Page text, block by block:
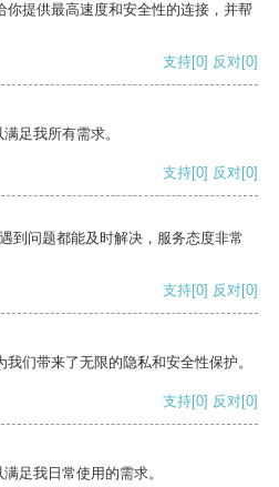
提供最高速度和安全性的连接，并帮
支持[0] 反对[0]
足我所有需求。
支持[0] 反对[0]
到问题都能及时解决，服务态度非常
支持[0] 反对[0]
们带来了无限的隐私和安全性保护。
支持[0] 反对[0]
足我日常使用的需求。